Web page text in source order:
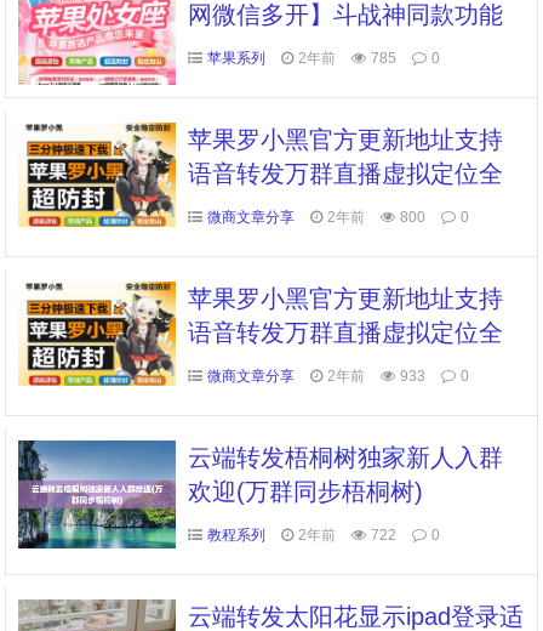
网微信多开】斗战神同款功能
全球虚拟定位全球穿越全球穿
多开
苹果系列 2年前 785 0
苹果罗小黑官方更新地址支持
语音转发万群直播虚拟定位全
球穿越微信群发微信密友红包
微商文章分享 2年前 800 0
苹果罗小黑官方更新地址支持
语音转发万群直播虚拟定位全
球穿越微信群发微信密友红包
微商文章分享 2年前 933 0
云端转发梧桐树独家新人入群
欢迎(万群同步梧桐树)
教程系列 2年前 722 0
云端转发太阳花显示ipad登录适